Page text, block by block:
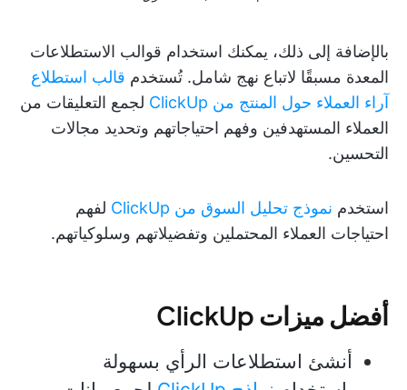
بالإضافة إلى ذلك، يمكنك استخدام قوالب الاستطلاعات
المعدة مسبقًا لاتباع نهج شامل. تُستخدم قالب استطلاع
آراء العملاء حول المنتج من ClickUp
لجمع التعليقات من
العملاء المستهدفين وفهم احتياجاتهم وتحديد مجالات
التحسين.
استخدم نموذج تحليل السوق من ClickUp
لفهم
احتياجات العملاء المحتملين وتفضيلاتهم وسلوكياتهم.
أفضل ميزات ClickUp
أنشئ استطلاعات الرأي بسهولة